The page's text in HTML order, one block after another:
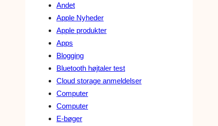
Andet
Apple Nyheder
Apple produkter
Apps
Blogging
Bluetooth højtaler test
Cloud storage anmeldelser
Computer
Computer
E-bøger